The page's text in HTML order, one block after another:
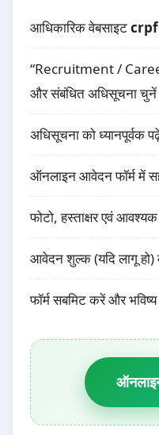
आधिकारिक वेबसाइट
“Recruitment /
और संबंधित अधिसूचना
अधिसूचना को ध्यानपूर्वक
ऑनलाइन आवेदन फॉर्म में
फोटो, हस्ताक्षर एवं
आवेदन शुल्क (यदि लागू
फॉर्म सबमिट करें और